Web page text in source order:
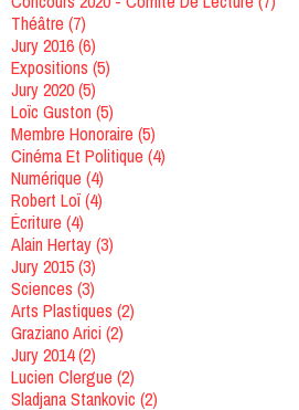
Théâtre (7)
Jury 2016(6)
Expositions (5)
Jury 2020(5)
Loïc Guston (5)
Membre Honoraire (5)
Cinéma Et Politique (4)
Numérique (4)
Robert Loï(4)
Écriture (4)
Alain Hertay(3)
Jury 2015(3)
Sciences (3)
Arts Plastiques (2)
Graziano Arici (2)
Jury 2014(2)
Lucien Clergue (2)
Sladjana Stankovic (2)